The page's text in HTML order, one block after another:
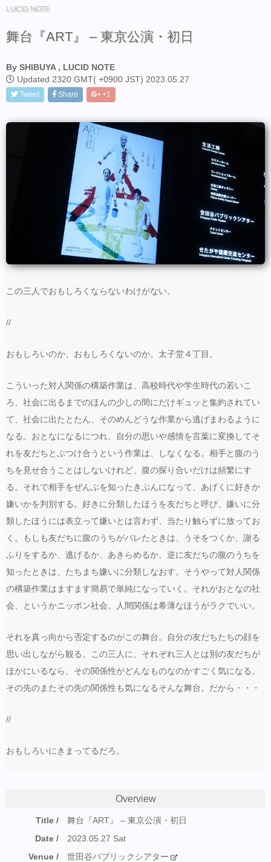
LUCID NOTE
舞台『ART』 – 東京公演・初日
By SHIBUYA , LUCID NOTE
Updated 2320 GMT( +0900 JST) 2023.05.27
Tweet Share +1
この三人でおもしろくならないわけがない。
//
おもしろいのか、おもしろくないのか。太子堂４丁目。
こういった対人関係の構築作業は、高校時代や学生時代の若いこ
ろ、社会に出るまでのほんの少しの間にだけギュッと集約されてい
て、社会に出たとたん、そのめんどうな作業から逃げまわるように
なる。おとなになるにつれ、自分の思いや感情を言葉に変換してそ
れを友だちとぶつけ合うという作業は、しなくなる。相手と腹のう
ちを見せ合うことはしないけれど、腹の探り合いだけは頻繁にす
る。それで相手をぜんぶを知ったきぶんになって、あげくに好きか
嫌いかを判別する。好きに分類したほうを友だちと呼び、嫌いに分
類したほうには表立って嫌いとは言わず、当たり触らずに放ってお
く。もしも友だちに腹のうちがバレたときは、うそをつくか、謝る
ふりをするか、逃げるか、あきらめるか。逆に友だちの腹のうちを
知ったときは、たちまち嫌いに分類しなおす。そうやって対人関係
の構築作業はますます簡易で単純になっていく。それがおとなの社
会、というかニッポン社会。人間関係は希薄なほうがラクでいい。
それを真っ向から否定するのがこの舞台。自分の友だちたちの顔を
思い出しながら観る。この三人に、それぞれ三人とは別の友だちが
ほかにいるなら、その関係性がどんなものなのかすごく気になる。
その先のまたその先の関係性も気になるそんな舞台。だから・・・
//
おもしろいにきまってるだろ。
Overview
Title
舞台『ART』 – 東京公演・初日
Date
2023.05.27 Sat
Venue
世田谷パブリックシアター